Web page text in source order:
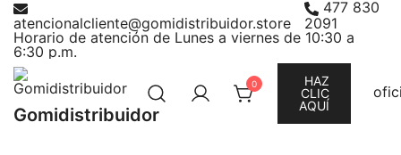
Saltar
contenido
atencionalcliente@gomidistribuidor.store
477 830
2091
Horario de atención de Lunes a viernes de 10:30 a
6:30 p.m.
Gomidistribuidor
0
HAZ
CLIC
AQUÍ